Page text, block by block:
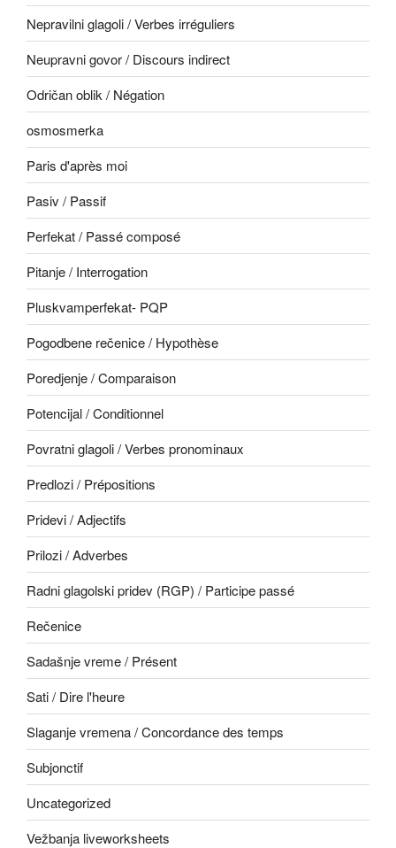
Nepravilni glagoli / Verbes irréguliers
Neupravni govor / Discours indirect
Odričan oblik / Négation
osmosmerka
Paris d'après moi
Pasiv / Passif
Perfekat / Passé composé
Pitanje / Interrogation
Pluskvamperfekat- PQP
Pogodbene rečenice / Hypothèse
Poredjenje / Comparaison
Potencijal / Conditionnel
Povratni glagoli / Verbes pronominaux
Predlozi / Prépositions
Pridevi / Adjectifs
Prilozi / Adverbes
Radni glagolski pridev (RGP) / Participe passé
Rečenice
Sadašnje vreme / Présent
Sati / Dire l'heure
Slaganje vremena / Concordance des temps
Subjonctif
Uncategorized
Vežbanja liveworksheets